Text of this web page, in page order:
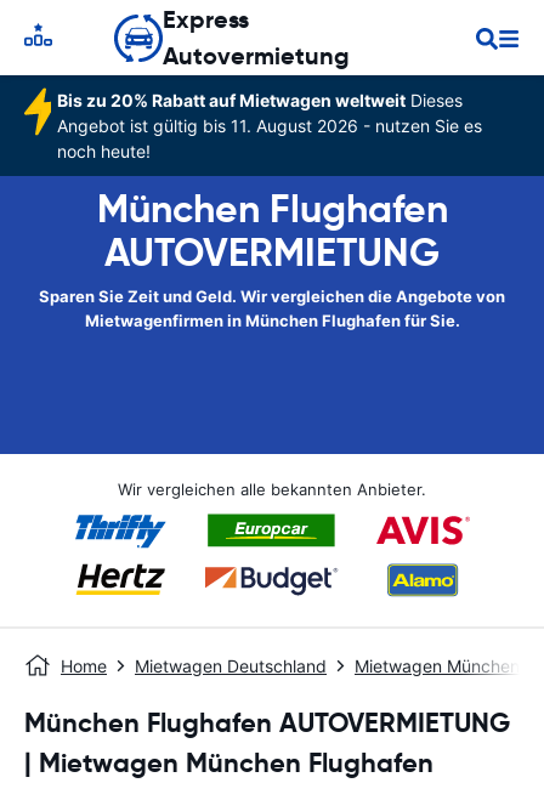
Express
Autovermietung
Bis zu 20% Rabatt auf Mietwagen weltweitDieses
Angebot ist gültig bis 11. August 2026 - nutzen Sie es
noch heute!
München Flughafen
AUTOVERMIETUNG
Sparen Sie Zeit und Geld. Wir vergleichen die Angebote von
Mietwagenfirmen in München Flughafen für Sie.
Wir vergleichen alle bekannten Anbieter.
Home Mietwagen Deutschland Mietwagen München -
München Flughafen AUTOVERMIETUNG
| Mietwagen München Flughafen